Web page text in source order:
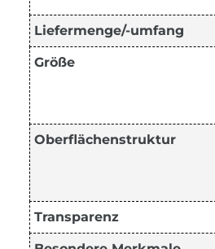
Liefermenge/-umfang
Größe
Oberflächenstruktur
Transparenz